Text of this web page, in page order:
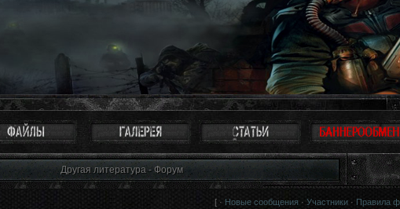
Другая литература - Форум
[ · Новые сообщения · Участники · Правила